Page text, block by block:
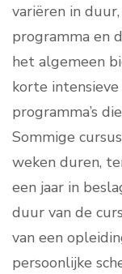
variëren in
programma en
het algemeen
korte
programma’s
Sommige
weken duren,
een jaar in
duur van de
van een
persoonlijke